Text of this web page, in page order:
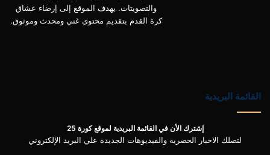
والتصويتات. يهدف الموقع إلى إرضاء عشاق
كرة القدم بتقديم محتوى غني ومحدث وموثوق.
القائمة البريدية
إشترك الأن في القائمة البريدية لموقع كورة 25
لتصلك الاخبار الحصرية والفيديوهات الجديدة علي البريد الإلكتروني